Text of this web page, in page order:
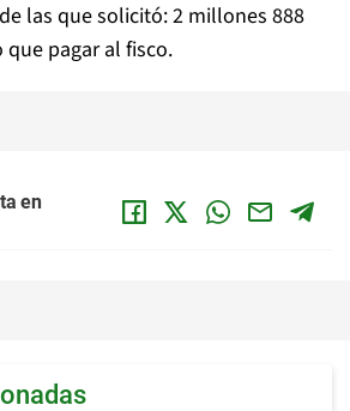
las que solicitó: 2 millones 888
pagar al fisco.
en